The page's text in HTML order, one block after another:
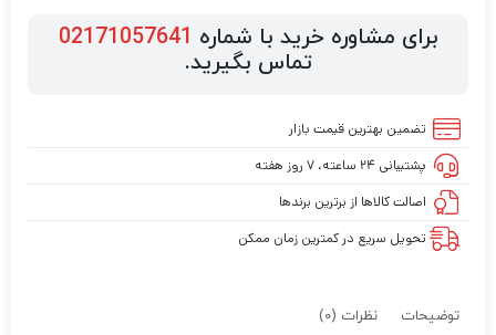
برای مشاوره خرید با شماره 02171057641
تماس بگیرید.
تضمین بهترین قیمت بازار
پشتیبانی ۲۴ ساعته، ۷ روز هفته
اصالت کالاها از برترین برندها
تحویل سریع در کمترین زمان ممکن
توضیحات نظرات (0)